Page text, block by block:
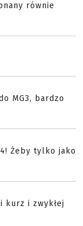
równie
MG3, bardzo
Żeby tylko jako
kurz i zwykłej